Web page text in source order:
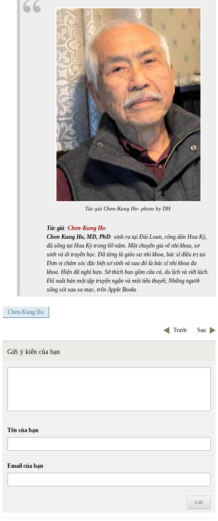
Tác giả Chen-Kung Ho- photo by DH.
Tác giả: Chen-Kung Ho:
Chen Kung Ho, MD, PhD: sinh ra tại Đài Loan, công dân Hoa Kỳ,
đã sống tại Hoa Kỳ trong 60 năm. Một chuyên gia về nhi khoa, sơ
sinh và di truyền học. Đã từng là giáo sư nhi khoa, bác sĩ điều trị tại
Đơn vị chăm sóc đặc biệt sơ sinh và sau đó là bác sĩ nhi khoa đa
khoa. Hiện đã nghỉ hưu. Sở thích bao gồm câu cá, du lịch và viết lách.
Đã xuất bản một tập truyện ngắn và một tiểu thuyết, Những người
sống sót sau sa mạc, trên Apple Books.
Chen-Kung Ho
Trước Sau
Gửi ý kiến của bạn
Tên của bạn
Email của bạn